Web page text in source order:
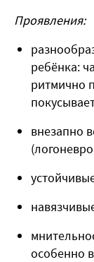
Проявления:
ребёнка:
ритмично
внезапно
особенно